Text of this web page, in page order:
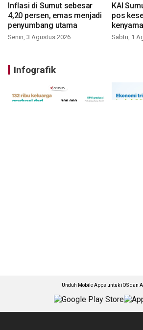
Inflasi di Sumut sebesar
4,20 persen, emas menjadi
penyumbang utama
Senin, 3 Agustus 2026
KAI
pos
Sabtu, 1
Infografik
Unduh Mobile Apps untuk iOS dan